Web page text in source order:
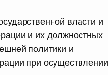
власти и
и их должностных
политики и
при осуществлении